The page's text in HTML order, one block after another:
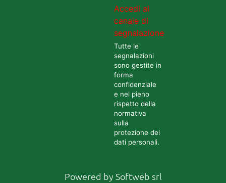
Accedi al
canale di
segnalazione
Tutte le
segnalazioni
sono gestite in
forma
confidenziale
e nel pieno
rispetto della
normativa
sulla
protezione dei
dati personali.
Powered by Softweb srl